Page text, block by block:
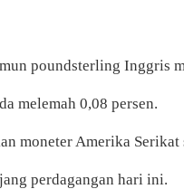
poundsterling Inggris
melemah 0,08 persen.
moneter Amerika
perdagangan hari ini.